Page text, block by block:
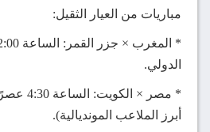
مباريات من العيار الثقيل:
الدولي.
* مصر ×
أبرز الملاعب المونديالية).